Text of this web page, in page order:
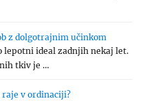
z dolgotrajnim učinkom
lepotni ideal zadnjih nekaj let.
tkiv je …
raje v ordinaciji?